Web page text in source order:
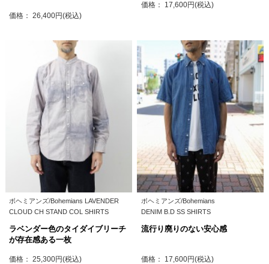
価格： 26,400円(税込)
価格： 17,600円(税込)
ボヘミアンズ/Bohemians LAVENDER
CLOUD CH STAND COL SHIRTS
ラベンダー色のタイダイブリーチ
が存在感ある一枚
価格： 25,300円(税込)
ボヘミアンズ/Bohemians
DENIM B.D SS SHIRTS
流行り廃りのない安心感
価格： 17,600円(税込)